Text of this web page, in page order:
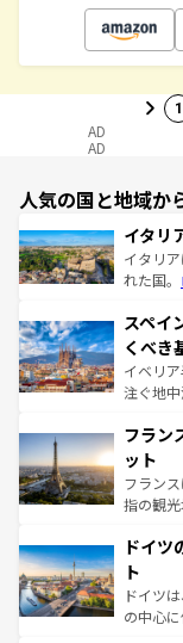
1
AD
AD
人気の国と地域か
イタリ
イタリ
れた国。
ろん、
景など
ピザや
できる
なお、
しい。
スペイ
くべき
イベリ
注ぐ地
文化が
れる闘
る。首
アート
せる。
ンテンツ
フラン
ット
フラン
指の観
で、幅
聖堂、
から魅
れ、フ
ドイツ
ト
ドイツ
の中心